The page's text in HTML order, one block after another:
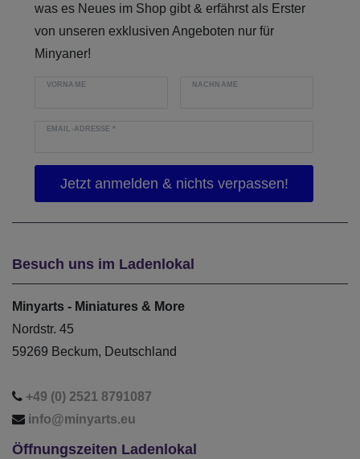
was es Neues im Shop gibt & erfährst als Erster
von unseren exklusiven Angeboten nur für
Minyaner!
VORNAME NACHNAME
EMAIL-ADRESSE*
Besuch uns im Ladenlokal
Minyarts - Miniatures & More
Nordstr. 45
59269 Beckum, Deutschland
+49 (0) 2521 8791087
info@minyarts.eu
Öffnungszeiten Ladenlokal